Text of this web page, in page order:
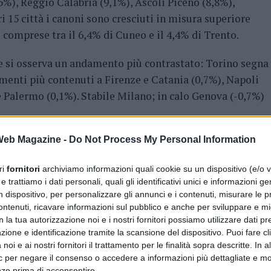
Magazine - Do Not Process My Personal Information
fornitori archiviamo informazioni quali cookie su un dispositivo (e/o
trattiamo i dati personali, quali gli identificativi unici e informazioni
dispositivo, per personalizzare gli annunci e i contenuti, misurare le
ricavare informazioni sul pubblico e anche per sviluppare e
la tua autorizzazione noi e i nostri fornitori possiamo utilizzare dati
e identificazione tramite la scansione del dispositivo. Puoi fare
noi e ai nostri fornitori il trattamento per le finalità sopra descritte. In
per negare il consenso o accedere a informazioni più dettagliate e
15 città i canoni sono cresciuti in misura superiore
tra il 6,4% di Cuneo e il 4,4% di Trento.
osserva un andamento più contrastato: Torino segna
più contenuti a Firenze e Catania (0,7%), Napoli
(0,1%). Stabile Milano; in calo Genova (-0,7%)
con le diminuzioni più marcate a Savona (-9%),
(-7,4%).
un canone medio di 23,3 euro/m², seguita da Firenze
Roma (19,8 euro/m²) e Bologna (17,5 euro/m²).
(4,7 euro/m²), Vibo Valentia (5,9 euro/m²) e